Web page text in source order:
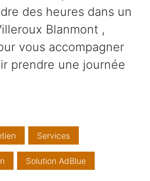
des heures dans un
Blanmont ,
vous accompagner
prendre une journée
Services
Solution AdBlue